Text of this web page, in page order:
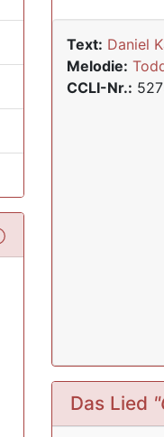
Text: Daniel
Melodie:
CCLI-Nr.:
Das Lied